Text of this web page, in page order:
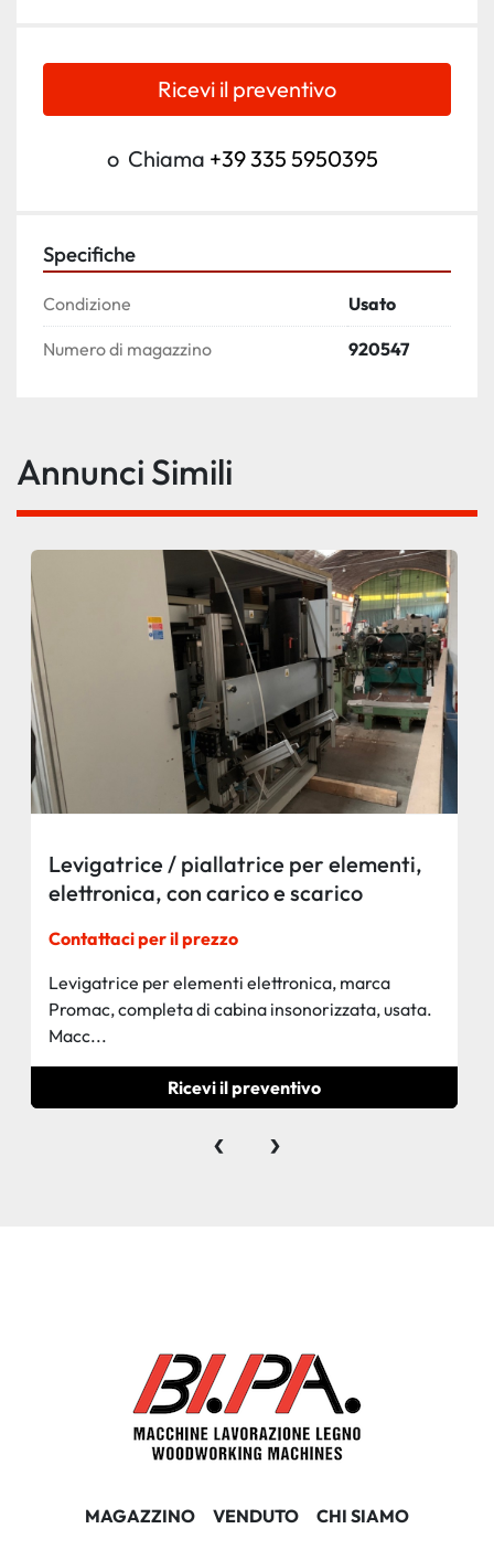
Ricevi il preventivo
o Chiama +39 335 5950395
Specifiche
Condizione Usato
Numero di magazzino 920547
Annunci Simili
Levigatrice / piallatrice per elementi,
elettronica, con carico e scarico
Contattaci per il prezzo
Levigatrice per elementi elettronica, marca
Promac, completa di cabina insonorizzata, usata.
Macc...
Ricevi il preventivo
‹ ›
MAGAZZINO VENDUTO
CHI SIAMO